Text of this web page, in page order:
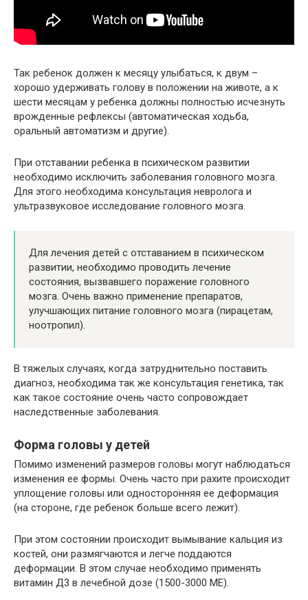
Так ребенок должен к месяцу улыбаться, к двум –
хорошо удерживать голову в положении на животе, а к
шести месяцам у ребенка должны полностью исчезнуть
врожденные рефлексы (автоматическая ходьба,
оральный автоматизм и другие).
При отставании ребенка в психическом развитии
необходимо исключить заболевания головного мозга.
Для этого необходима консультация невролога и
ультразвуковое исследование головного мозга.
Для лечения детей с отставанием в психическом
развитии, необходимо проводить лечение
состояния, вызвавшего поражение головного
мозга. Очень важно применение препаратов,
улучшающих питание головного мозга (пирацетам,
ноотропил).
В тяжелых случаях, когда затруднительно поставить
диагноз, необходима так же консультация генетика, так
как такое состояние очень часто сопровождает
наследственные заболевания.
Форма головы у детей
Помимо изменений размеров головы могут наблюдаться
изменения ее формы. Очень часто при рахите происходит
уплощение головы или односторонняя ее деформация
(на стороне, где ребенок больше всего лежит).
При этом состоянии происходит вымывание кальция из
костей, они размягчаются и легче поддаются
деформации. В этом случае необходимо применять
витамин Д3 в лечебной дозе (1500-3000 МЕ).